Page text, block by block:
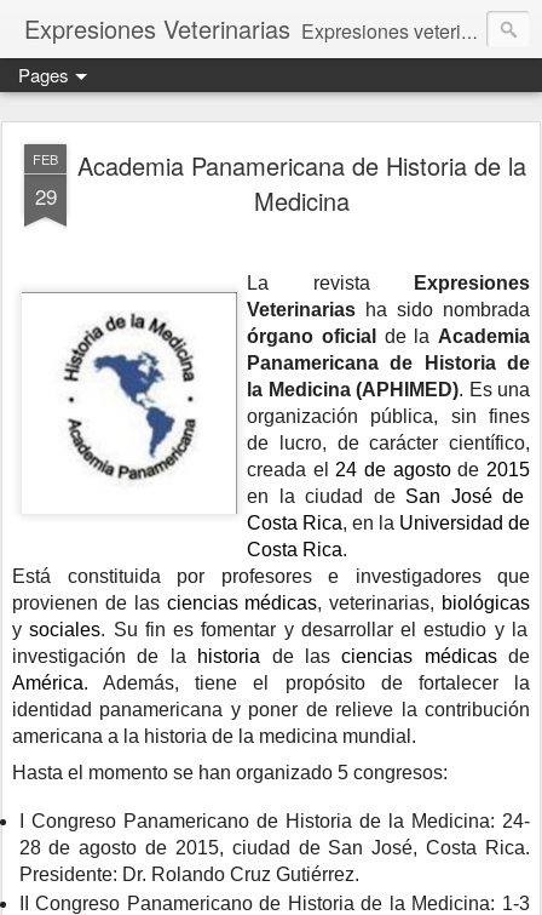
Expresiones Veterinarias Expresiones veterinarias es una publicación en linea de la biblioteca de la Facultad de Veterinaria y Zootecnia de la UNAM
Pages
FEB
29
Academia Panamericana de Historia de la
Medicina
La revista
Expresiones
Veterinarias ha sido nombrada
órgano oficial
de la Academia
Panamericana de Historia de
la Medicina (APHIMED). Es una
organización pública, sin fines
de lucro, de carácter científico,
creada el 24 de agostode 2015
en la ciudad de San José de
Costa Rica, en la Universidad de
Costa Rica.
Está constituida por profesores e investigadores que
provienen de las ciencias médicas, veterinarias, biológicas
ysociales. Su fin es fomentar y desarrollar el estudio y la
investigación de la
historia de lasciencias médicasde
América. Además, tiene el propósito de fortalecer la
identidad panamericana y poner de relieve la contribución
americana a la historia de la medicina mundial.
Hasta el momento se han organizado 5 congresos:
I Congreso Panamericano de Historia de la Medicina: 24-
28 de agosto de 2015, ciudad de San José, Costa Rica.
Presidente: Dr. Rolando Cruz Gutiérrez.
II Congreso Panamericano de Historia de la Medicina: 1-3